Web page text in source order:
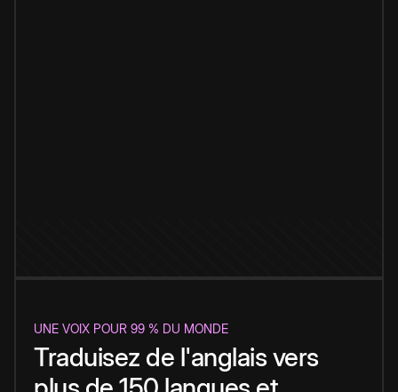
UNE VOIX POUR 99 % DU MONDE
Traduisez de l'anglais vers